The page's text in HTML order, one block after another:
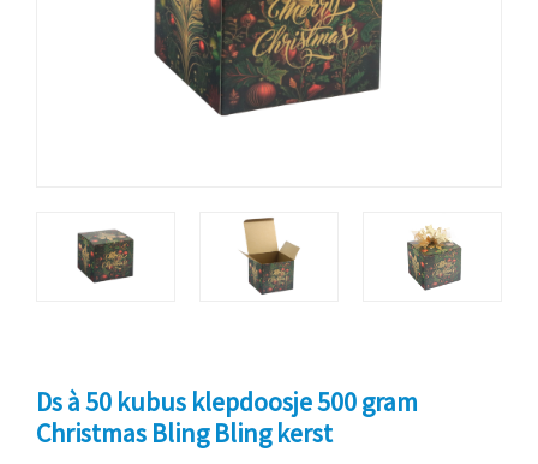
Ds à 50 kubus klepdoosje 500 gram
Christmas Bling Bling kerst